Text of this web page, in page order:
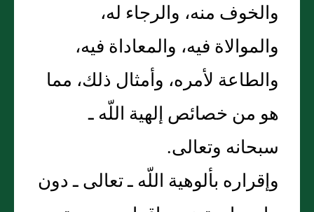
والخوف منه، والرجاء له،
والموالاة فيه، والمعاداة فيه،
والطاعة لأمره، وأمثال ذلك، مما
هو من خصائص إلهية اللّه ـ
سبحانه وتعالى‏.‏
وإقراره بألوهية اللّه ـ تعالى ـ دون